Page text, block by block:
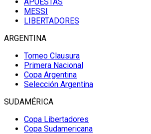
MESSI
LIBERTADORES
ARGENTINA
Torneo Clausura
Primera Nacional
Copa Argentina
Selección Argentina
SUDAMÉRICA
Copa Libertadores
Copa Sudamericana